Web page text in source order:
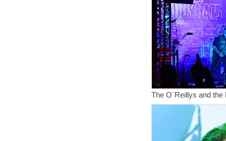
The O`Reillys and the